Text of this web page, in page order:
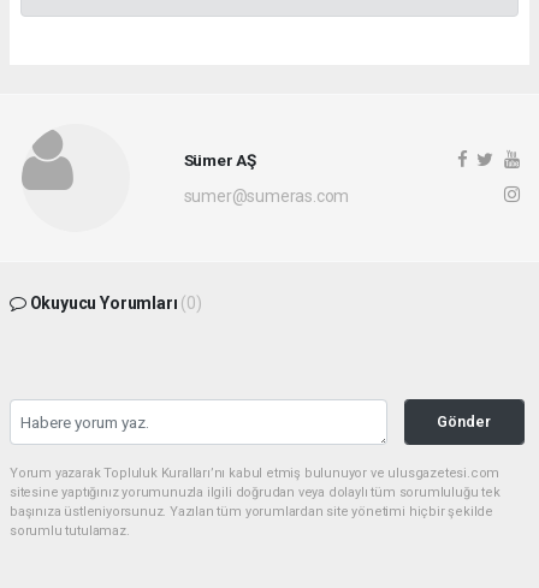
Sümer AŞ
sumer@sumeras.com
Okuyucu Yorumları (0)
Gönder
Yorum yazarak Topluluk Kuralları’nı kabul etmiş bulunuyor ve ulusgazetesi.com
sitesine yaptığınız yorumunuzla ilgili doğrudan veya dolaylı tüm sorumluluğu tek
başınıza üstleniyorsunuz. Yazılan tüm yorumlardan site yönetimi hiçbir şekilde
sorumlu tutulamaz.